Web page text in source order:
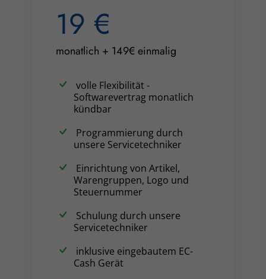
19 €
monatlich + 149€ einmalig
volle Flexibilität -
Softwarevertrag monatlich
kündbar
Programmierung durch
unsere Servicetechniker
Einrichtung von Artikel,
Warengruppen, Logo und
Steuernummer
Schulung durch unsere
Servicetechniker
inklusive eingebautem EC-
Cash Gerät